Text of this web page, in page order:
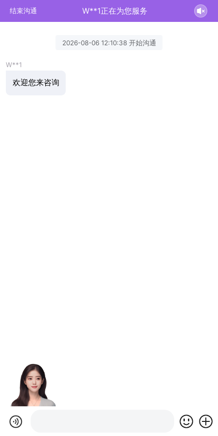
结束沟通 W**1正在为您服务
2026-08-06 12:10:38 开始沟通
W**1
欢迎您来咨询